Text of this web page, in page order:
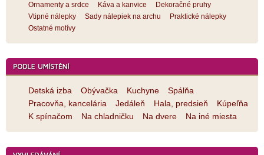
Ornamenty a srdce
Káva a kanvice
Dekoračné pruhy
Vtipné nálepky
Sady nálepiek na archu
Praktické nálepky
Ostatné motívy
Detská izba Obývačka Kuchyne
Spálňa
Pracovňa, kancelária
Jedáleň Hala, predsieň
Kúpeľňa
K spínačom
Na chladničku Na dvere Na iné miesta